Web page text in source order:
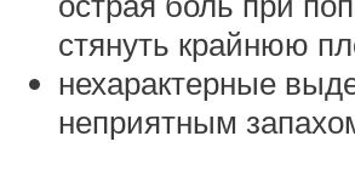
стянуть крайнюю
нехарактерные
неприятным